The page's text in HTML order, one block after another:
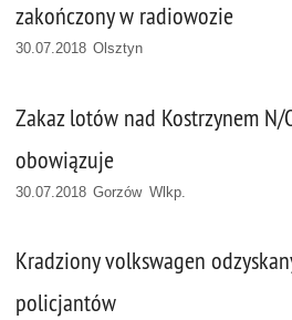
zakończony w radiowozie
30.07.2018 Olsztyn
Zakaz lotów nad Kostrzynem N/
obowiązuje
30.07.2018 Gorzów Wlkp.
Kradziony volkswagen
policjantów